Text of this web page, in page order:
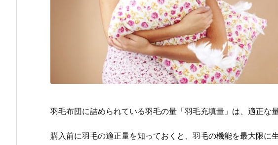
羽毛布団に詰められている羽毛の量「羽毛充填量」は、適正な
購入前に羽毛の適正量を知っておくと、羽毛の機能を最大限に